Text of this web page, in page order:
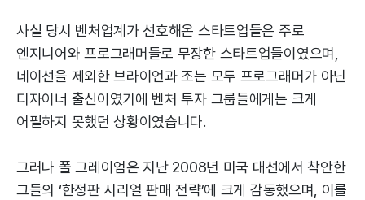
사실 당시 벤처업계가 선호해온 스타트업들은 주로
엔지니어와 프로그래머들로 무장한 스타트업들이였으며,
네이선을 제외한 브라이언과 조는 모두 프로그래머가 아닌
디자이너 출신이였기에 벤처 투자 그룹들에게는 크게
어필하지 못했던 상황이였습니다.
그러나 폴 그레이엄은 지난 2008년 미국 대선에서 착안한
그들의 ‘한정판 시리얼 판매 전략’에 크게 감동했으며, 이를